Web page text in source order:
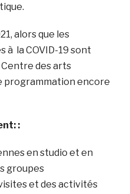
alors que les
à la COVID-19 sont
des arts
programmation encore
:
en studio et en
groupes
et des activités